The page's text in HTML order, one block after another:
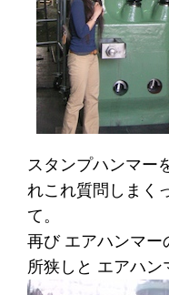
スタンプハンマー
れこれ質問しまく
て。
再び エアハンマー
所狭しと エアハ